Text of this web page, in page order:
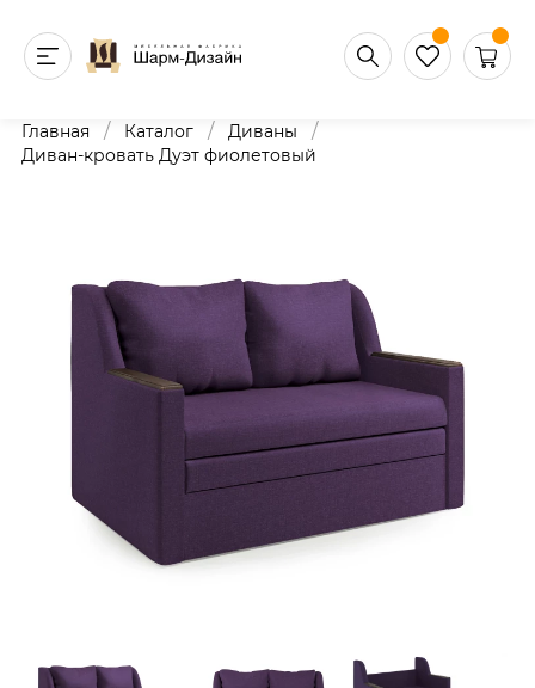
Главная / Каталог / Диваны /
Диван-кровать Дуэт фиолетовый